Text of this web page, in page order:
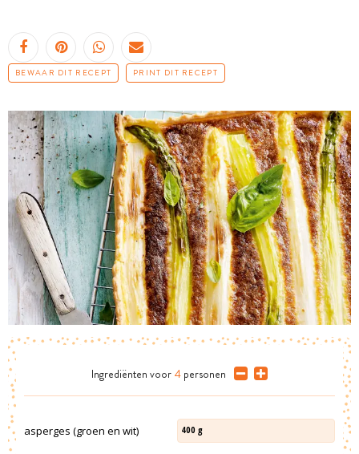
BEWAAR DIT RECEPT PRINT DIT RECEPT
Ingrediënten voor 4 personen
asperges (groen en wit) 400 g